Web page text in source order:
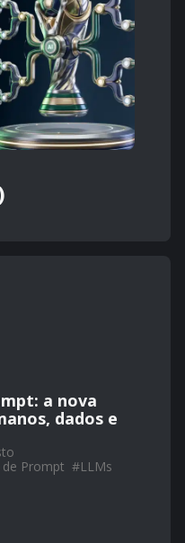
a nova
dados e
de Prompt #LLMs